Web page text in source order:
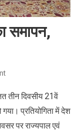
समापन,
On
गवर्नर्स
कप
गोल्फ
तीन दिवसीय 21वें
प्रतियोगिता में देश
पर राज्यपाल एवं